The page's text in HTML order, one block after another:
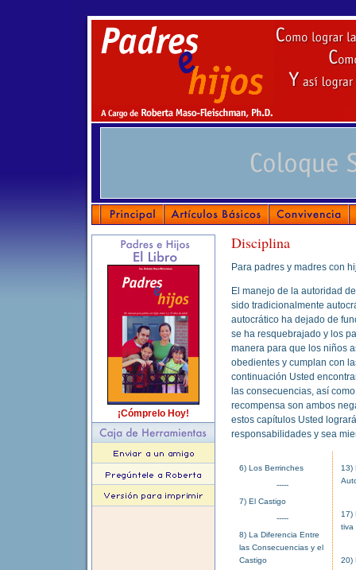
¡Cómprelo Hoy!
Disciplina
Para padres y madres con
El manejo de la autoridad
sido tradicionalmente
autocrático ha dejado de
se ha resquebrajado y los
manera para que los niños
obedientes y cumplan con
continuación Usted
las consecuencias, así
recompensa son ambos
estos capítulos Usted
responsabilidades y sea
6) Los Berrinches
-----
7) El Castigo
-----
8) La Diferencia Entre
las Consecuencias y el
Castigo
13)
17)
tiva
20)